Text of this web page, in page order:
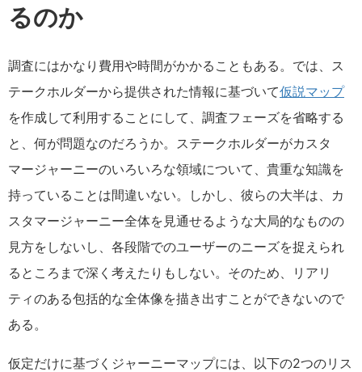
るのか
調査にはかなり費用や時間がかかることもある。では、ス
テークホルダーから提供された情報に基づいて仮説マップ
を作成して利用することにして、調査フェーズを省略する
と、何が問題なのだろうか。ステークホルダーがカスタ
マージャーニーのいろいろな領域について、貴重な知識を
持っていることは間違いない。しかし、彼らの大半は、カ
スタマージャーニー全体を見通せるような大局的なものの
見方をしないし、各段階でのユーザーのニーズを捉えられ
るところまで深く考えたりもしない。そのため、リアリ
ティのある包括的な全体像を描き出すことができないので
ある。
仮定だけに基づくジャーニーマップには、以下の2つのリス